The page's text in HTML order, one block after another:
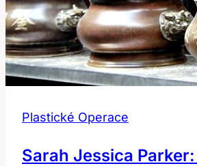
Plastické Operace
Sarah Jessica